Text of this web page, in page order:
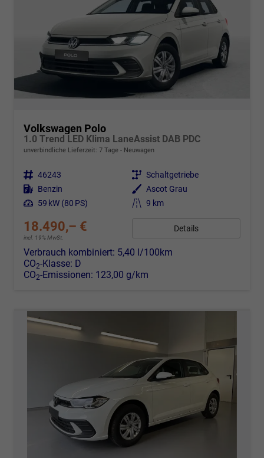
Volkswagen Polo
1.0 Trend LED Klima LaneAssist DAB PDC
unverbindliche Lieferzeit: 7 Tage Neuwagen
Fahrzeugnr. 46243 Getriebe Schaltgetriebe
Kraftstoff Benzin Außenfarbe Ascot Grau
Leistung 59 kW (80 PS) Kilometerstand 9 km
18.490,– €
incl. 19% MwSt.
Details
Verbrauch kombiniert: 5,40 l/100km
CO2-Klasse: D
CO2-Emissionen: 123,00 g/km